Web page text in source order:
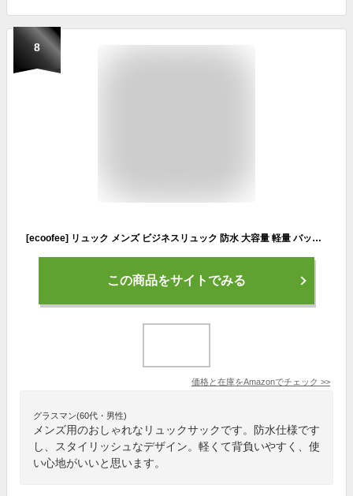
8
[ecoofee] リュック メンズ ビジネスリュック 防水 大容量 軽量 バックパック A4対応 ノートPC収納(15.6インチ) PCリュック 多機能 リュックサック りゅつく カジュアル 止水ファスナー 撥水加工 耐衝撃 通勤 出張 旅行 通学 人気 おしゃれ 黒
この商品をサイトでみる
価格と在庫をAmazonでチェック >>
グラスマン(60代・男性)
メンズ用のおしゃれなリュックサックです。防水仕様です
し、スタイリッシュなデザイン。軽くて背負いやすく、使
い心地がいいと思います。